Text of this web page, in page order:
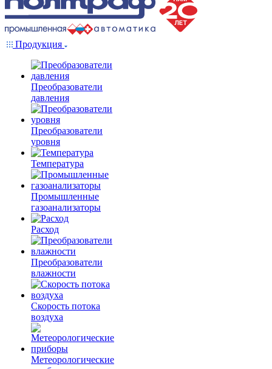
Продукция
Преобразователи
давления
Преобразователи
уровня
Температура
Промышленные
газоанализаторы
Расход
Преобразователи
влажности
Скорость потока
воздуха
Метеорологические